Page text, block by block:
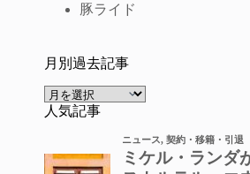
豚ライド
月別過去記事
ア
ー
ブ
人気記事